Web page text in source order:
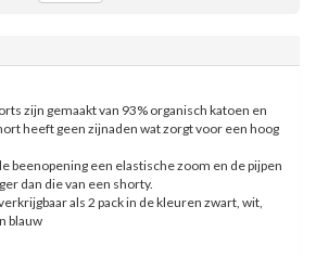
zijn gemaakt van 93% organisch katoen en
heeft geen zijnaden wat zorgt voor een hoog
beenopening een elastische zoom en de pijpen
dan die van een shorty.
als 2 pack in de kleuren zwart, wit,
blauw